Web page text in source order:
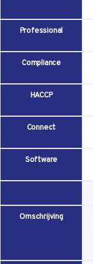
Professional
Compliance
HACCP
Connect
Software
Omschrijving